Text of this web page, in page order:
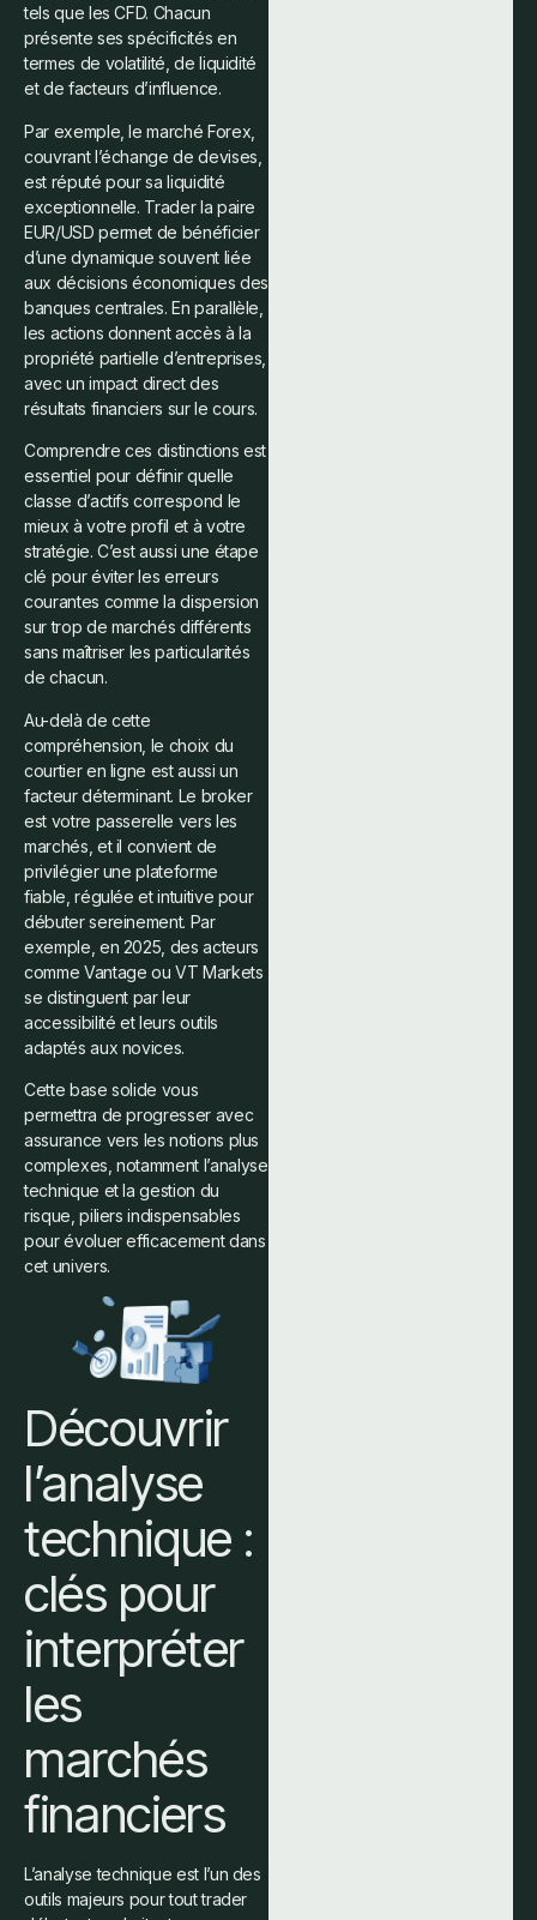
tels que les CFD. Chacun
présente ses spécificités en
termes de volatilité, de liquidité
et de facteurs d’influence.
Par exemple, le marché Forex,
couvrant l’échange de devises,
est réputé pour sa liquidité
exceptionnelle. Trader la paire
EUR/USD permet de bénéficier
d’une dynamique souvent liée
aux décisions économiques des
banques centrales. En parallèle,
les actions donnent accès à la
propriété partielle d’entreprises,
avec un impact direct des
résultats financiers sur le cours.
Comprendre ces distinctions est
essentiel pour définir quelle
classe d’actifs correspond le
mieux à votre profil et à votre
stratégie. C’est aussi une étape
clé pour éviter les erreurs
courantes comme la dispersion
sur trop de marchés différents
sans maîtriser les particularités
de chacun.
Au-delà de cette
compréhension, le choix du
courtier en ligne est aussi un
facteur déterminant. Le broker
est votre passerelle vers les
marchés, et il convient de
privilégier une plateforme
fiable, régulée et intuitive pour
débuter sereinement. Par
exemple, en 2025, des acteurs
comme Vantage ou VT Markets
se distinguent par leur
accessibilité et leurs outils
adaptés aux novices.
Cette base solide vous
permettra de progresser avec
assurance vers les notions plus
complexes, notamment l’analyse
technique et la gestion du
risque, piliers indispensables
pour évoluer efficacement dans
cet univers.
Découvrir
l’analyse
technique :
clés pour
interpréter
les
marchés
financiers
L’analyse technique est l’un des
outils majeurs pour tout trader